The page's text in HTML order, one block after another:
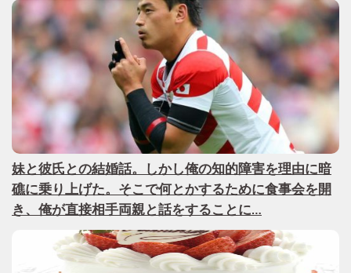
妹と彼氏との結婚話。しかし俺の知的障害を理由に暗
礁に乗り上げた。そこで何とかするために食事会を開
き、俺が直接相手両親と話をすることに…